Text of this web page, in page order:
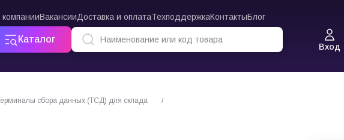
ВакансииДоставка и оплатаТехподдержкаКонтактыБлог
Каталог
Вход
сбора данных (ТСД) для склада CipherLab RS35-2D/R терминал сбора данных (2D